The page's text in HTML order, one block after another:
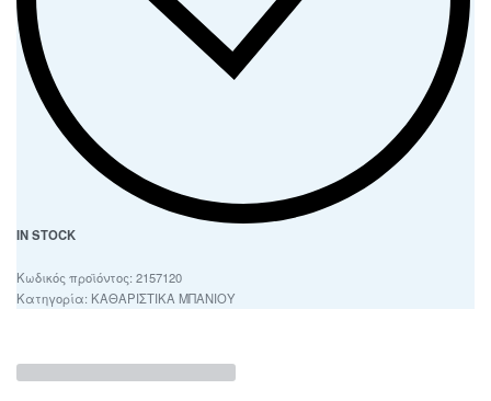
IN STOCK
2157120
Κατηγορία: ΚΑΘΑΡΙΣΤΙΚΑ ΜΠΑΝΙΟΥ